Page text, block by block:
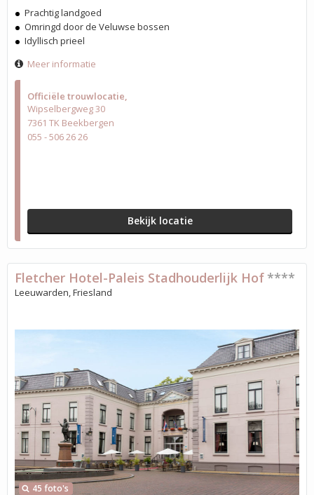
Officiële trouwlocatie
Wipselbergweg 30
7361 TK Beekbergen
055 - 506 26 26
Bekijk locatie
Prachtig landgoed
Omringd door de Veluwse bossen
Idyllisch prieel
Meer informatie
45 foto's
Fletcher Hotel-Paleis Stadhouderlijk Hof ****
Leeuwarden, Friesland